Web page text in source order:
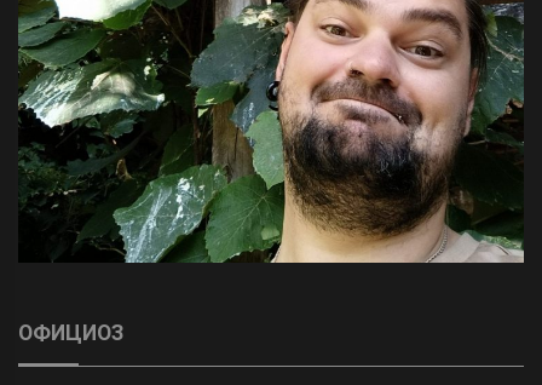
ОФИЦИОЗ